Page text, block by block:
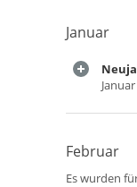
Januar
Februar
Es wurden